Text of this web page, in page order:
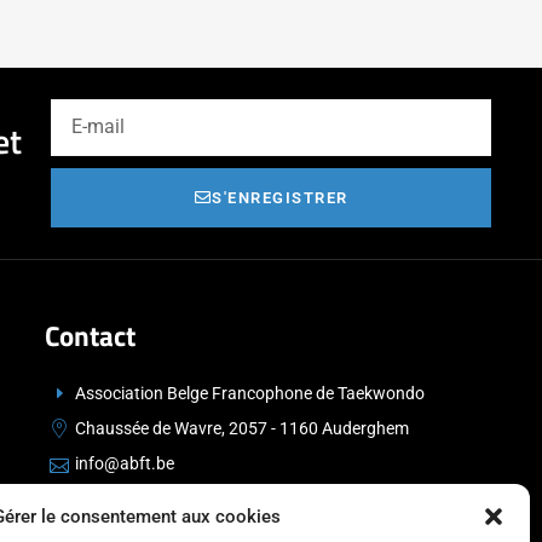
le consentement aux cookies
S'ENREGISTRER
Contact
Association Belge Francophone de Taekwondo
Chaussée de Wavre, 2057 - 1160 Auderghem
info@abft.be